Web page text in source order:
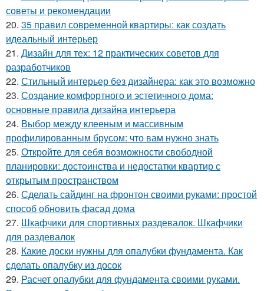
советы и рекомендации
20. 35 правил современной квартиры: как создать
идеальный интерьер
21. Дизайн для тех: 12 практических советов для
разработчиков
22. Стильный интерьер без дизайнера: как это возможно
23. Создание комфортного и эстетичного дома:
основные правила дизайна интерьера
24. Выбор между клееным и массивным
профилированным брусом: что вам нужно знать
25. Откройте для себя возможности свободной
планировки: достоинства и недостатки квартир с
открытым пространством
26. Сделать сайдинг на фронтон своими руками: простой
способ обновить фасад дома
27. Шкафчики для спортивных раздевалок. Шкафчики
для раздевалок
28. Какие доски нужны для опалубки фундамента. Как
сделать опалубку из досок
29. Расчет опалубки для фундамента своими руками.